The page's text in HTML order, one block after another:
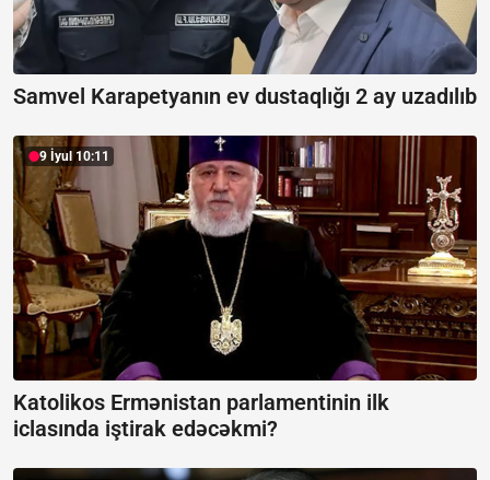
Samvel Karapetyanın ev dustaqlığı 2 ay uzadılıb
9 İyul 10:11
Katolikos Ermənistan parlamentinin ilk
iclasında iştirak edəcəkmi?